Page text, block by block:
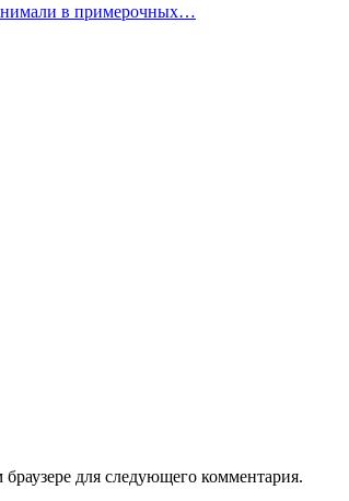
в примерочных…
для следующего комментария.